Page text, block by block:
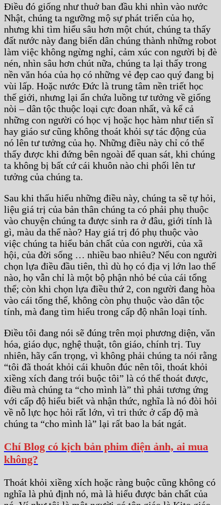
Điều đó giống như thuở ban đầu khi nhìn vào nước
Nhật, chúng ta ngưỡng mộ sự phát triển của họ,
nhưng khi tìm hiểu sâu hơn một chút, chúng ta thấy
đất nước này đang biến dân chúng thành những robot
làm việc không ngừng nghỉ, cảm xúc con người bị đè
nén, nhìn sâu hơn chút nữa, chúng ta lại thấy trong
nền văn hóa của họ có những vẻ đẹp cao quý đang bị
vùi lấp. Hoặc nước Đức là trung tâm nền triết học
thế giới, nhưng lại ẩn chứa luồng tư tưởng về giống
nòi – dân tộc thuộc loại cực đoan nhất, và kể cả
những con người có học vị hoặc học hàm như tiến sĩ
hay giáo sư cũng không thoát khỏi sự tác động của
nó lên tư tưởng của họ. Những điều này chỉ có thể
thấy được khi đứng bên ngoài để quan sát, khi chúng
ta không bị bất cứ cái khuôn nào chi phối lên tư
tưởng của chúng ta.
Sau khi thấu hiểu những điều này, chúng ta sẽ tự hỏi,
liệu giá trị của bản thân chúng ta có phải phụ thuộc
vào chuyện chúng ta được sinh ra ở đâu, giới tính là
gì, màu da thế nào? Hay giá trị đó phụ thuộc vào
việc chúng ta hiểu bản chất của con người, của xã
hội, của đời sống … nhiều bao nhiêu? Nếu con người
chọn lựa điều đầu tiên, thì dù họ có địa vị lớn lao thế
nào, họ vẫn chỉ là một bộ phận nhỏ bé của cái tổng
thể; còn khi chọn lựa điều thứ 2, con người đang hòa
vào cái tổng thể, không còn phụ thuộc vào dân tộc
tính, mà đang tìm hiểu trong cấp độ nhân loại tính.
Điều tôi đang nói sẽ đúng trên mọi phương diện, văn
hóa, giáo dục, nghệ thuật, tôn giáo, chính trị. Tuy
nhiên, hãy cẩn trọng, vì không phải chúng ta nói rằng
“tôi đã thoát khỏi cái khuôn đúc nên tôi, thoát khỏi
xiềng xích đang trói buộc tôi” là có thể thoát được,
điều mà chúng ta “cho mình là” thì phải tương ứng
với cấp độ hiểu biết và nhận thức, nghĩa là nó đòi hỏi
về nỗ lực học hỏi rất lớn, vì tri thức ở cấp độ mà
chúng ta “cho mình là” lại rất bao la bát ngát.
Chí Blog có kịch bản phim điện ảnh, ai mua
không?
Thoát khỏi xiềng xích hoặc ràng buộc cũng không có
nghĩa là phủ định nó, mà là hiểu được bản chất của